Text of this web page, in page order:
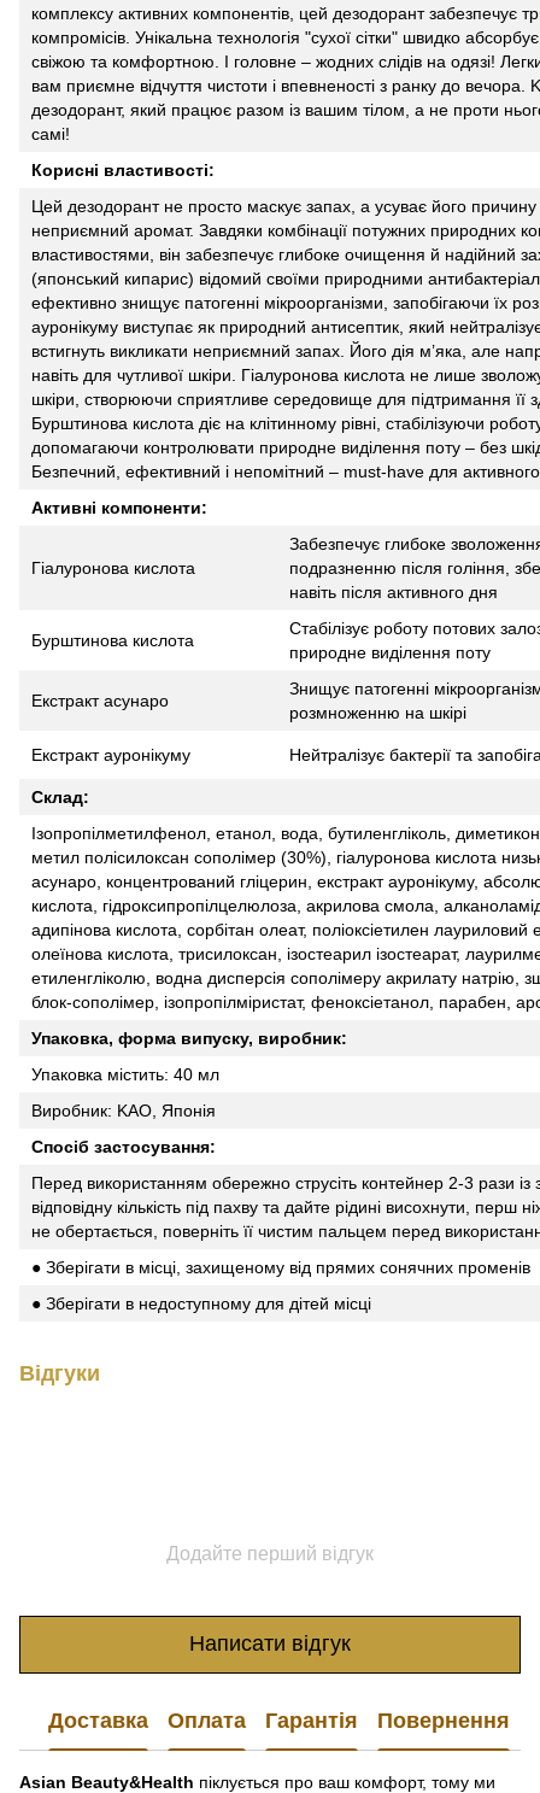
комплексу активних компонентів, цей дезодорант забезпечує
компромісів. Унікальна технологія "сухої сітки" швидко абсорбує
свіжою та комфортною. І головне – жодних слідів на одязі!
вам приємне відчуття чистоти і впевненості з ранку до вечора.
дезодорант, який працює разом із вашим тілом, а не проти
самі!
Корисні властивості:
Цей дезодорант не просто маскує запах, а усуває його
неприємний аромат. Завдяки комбінації потужних природних
властивостями, він забезпечує глибоке очищення й надійний
(японський кипарис) відомий своїми природними
ефективно знищує патогенні мікроорганізми , запобігаючи їх
ауронікуму виступає як природний антисептик , який
встигнуть викликати неприємний запах . Його дія м’яка, але
навіть для чутливої шкіри. Гіалуронова кислота не лише
шкіри, створюючи сприятливе середовище для підтримання її
Бурштинова кислота діє на клітинному рівні, стабілізуючи
допомагаючи контролювати природне виділення поту – без
Безпечний , ефективний і непомітний – must-have для
Активні компоненти:
Гіалуронова кислота
Забезпечує глибоке
подразненню після гоління,
навіть після активного дня
Бурштинова кислота
Стабілізує роботу потових
природне виділення поту
Екстракт асунаро
Знищує патогенні
розмноженню на шкірі
Екстракт ауронікуму Нейтралізує бактерії та
Склад:
Ізопропілметилфенол, етанол, вода, бутиленгліколь,
метил полісилоксан сополімер (30%), гіалуронова кислота
асунаро, концентрований гліцерин, екстракт ауронікуму,
кислота, гідроксипропілцелюлоза, акрилова смола,
адипінова кислота, сорбітан олеат, поліоксіетилен
олеїнова кислота, трисилоксан, ізостеарил ізостеарат,
етиленгліколю, водна дисперсія сополімеру акрилату натрію,
блок-сополімер, ізопропілміристат, феноксіетанол, парабен,
Упаковка, форма випуску, виробник:
Упаковка містить: 40 мл
Виробник: KAO, Японія
Спосіб застосування:
Перед використанням обережно струсіть контейнер 2-3 рази
відповідну кількість під пахву та дайте рідині висохнути, перш
не обертається, поверніть її чистим пальцем перед
● Зберігати в місці, захищеному від прямих сонячних променів
● Зберігати в недоступному для дітей місці
Відгуки
Додайте перший відгук
Написати відгук
Доставка Оплата Гарантія Повернення
Asian Beauty&Health піклується про ваш комфорт, тому ми